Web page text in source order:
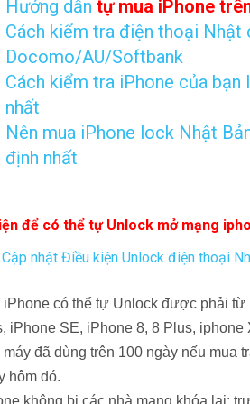
Hướng dẫn tự mua iPhone
Cách kiểm tra điện thoại Nhật
Docomo/AU/Softbank
Cách kiểm tra iPhone của bạn
nhất
Nên mua iPhone lock Nhật
định nhất
để có thể tự Unlock mở mạng
Cập nhật Điều kiện Unlock điện thoại
iPhone có thể tự Unlock được phải
iPhone SE, iPhone 8, 8 Plus,
máy đã dùng trên 100 ngày nếu mua
hôm đó.